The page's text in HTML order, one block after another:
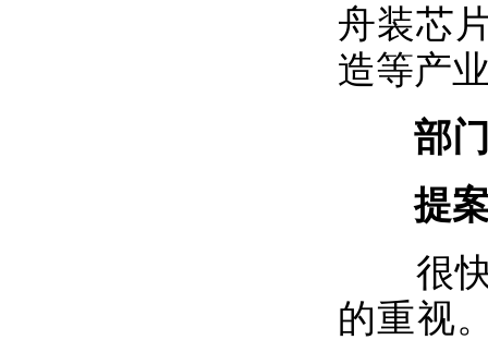
舟装芯
造等产
部
提案
很快
的重视